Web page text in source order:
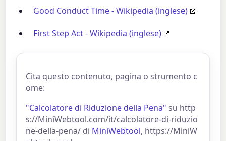
Good Conduct Time - Wikipedia (inglese)
First Step Act - Wikipedia (inglese)
Cita questo contenuto, pagina o strumento c
ome:
"Calcolatore di Riduzione della Pena" su http
s://MiniWebtool.com/it/calcolatore-di-riduzio
ne-della-pena/ di MiniWebtool, https://MiniW